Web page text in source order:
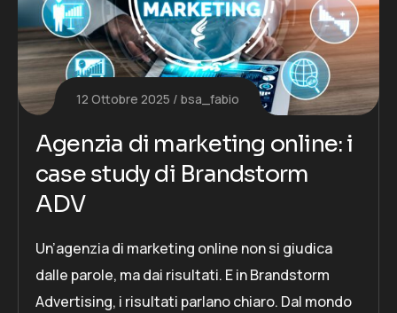
12 Ottobre 2025 bsa_fabio
Agenzia di marketing online: i
case study di Brandstorm
ADV
Un’agenzia di marketing online non si giudica
dalle parole, ma dai risultati. E in Brandstorm
Advertising, i risultati parlano chiaro. Dal mondo